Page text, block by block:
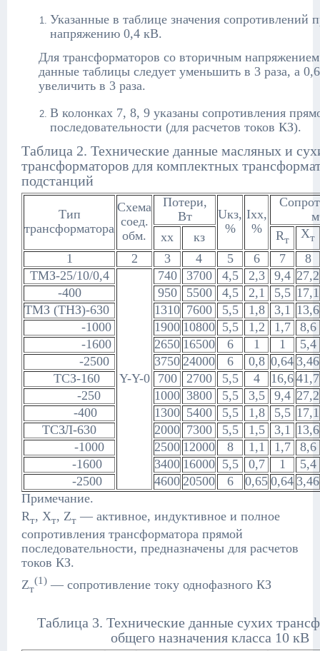
Указанные в таблице значения сопротивлений
напряжению 0,4 кВ.
Для трансформаторов со вторичным
данные таблицы следует уменьшить в 3 раза, а
увеличить в 3 раза.
В колонках 7, 8, 9 указаны сопротивления
последовательности (для расчетов токов КЗ).
Таблица 2. Технические данные масляных и
трансформаторов для комплектных
подстанций
Тип
трансформатора
Схема
соед.
обм.
Потери,
Вт
Uкз,
%
Iхх,
%
хх
кз Rт Хт
1 2 3 4 5 6 7
8
ТМЗ-25/10/0,4
Y-Y-0
740 3700 4,5 2,3 9,4 27,2
-400
950 5500 4,5 2,1 5,5 17,1
ТМЗ (ТНЗ)-630
1310 7600 5,5 1,8 3,1 13,6
-1000
1900 10800 5,5 1,2 1,7
8,6
-1600
2650 16500 6 1 1
5,4
-2500
3750 24000 6 0,8 0,64 3,46
ТСЗ-160
700 2700 5,5 4 16,6 41,7
-250
1000 3800 5,5 3,5 9,4 27,2
-400
1300 5400 5,5 1,8 5,5 17,1
ТСЗЛ-630
2000 7300 5,5 1,5 3,1 13,6
-1000
2500 12000 8 1,1 1,7
8,6
-1600
3400 16000 5,5 0,7 1
5,4
-2500
4600 20500 6 0,65 0,64 3,46
Примечание.
Rт, Xт, Zт — активное, индуктивное и полное
сопротивления трансформатора прямой
последовательности, предназначены для расчетов
токов КЗ.
Zт
(1) — сопротивление току однофазного КЗ
Таблица 3. Технические данные сухих
общего назначения класса 10 кВ